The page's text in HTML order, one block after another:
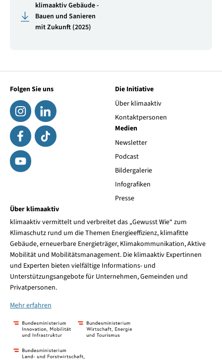
klimaaktiv Gebäude -
Bauen und Sanieren
mit Zukunft (2025)
Folgen Sie uns
Die Initiative
Über klimaaktiv
Kontaktpersonen
Medien
Newsletter
Podcast
Bildergalerie
Infografiken
Presse
Über klimaaktiv
klimaaktiv vermittelt und verbreitet das „Gewusst Wie“ zum
Klimaschutz rund um die Themen Energieeffizienz, klimafitte
Gebäude, erneuerbare Energieträger, Klimakommunikation, Aktive
Mobilität und Mobilitätsmanagement. Die klimaaktiv Expertinnen
und Experten bieten vielfältige Informations- und
Unterstützungsangebote für Unternehmen, Gemeinden und
Privatpersonen.
Mehr erfahren